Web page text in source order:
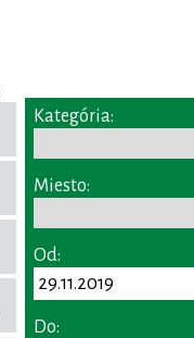
Kategória:
Miesto:
Od:
Do: